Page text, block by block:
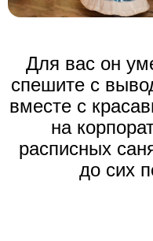
Для вас он
спешите с
вместе с
на
расписных
до сих